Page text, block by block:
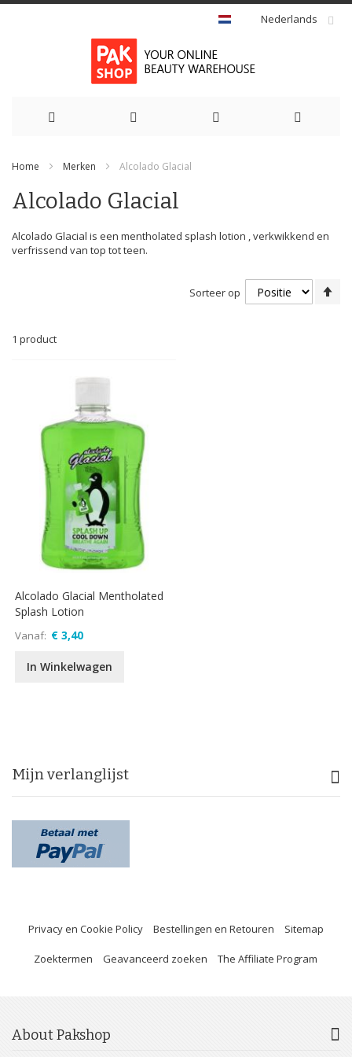
Nederlands
de
inhoud
Home Merken Alcolado Glacial
Alcolado Glacial
Alcolado Glacial is een mentholated splash lotion , verkwikkend en
verfrissend van top tot teen.
1 product
Sorteer op
Alcolado Glacial Mentholated
Splash Lotion
Vanaf € 3,40
In Winkelwagen
Mijn verlanglijst
Privacy en Cookie Policy Bestellingen en Retouren Sitemap
Zoektermen Geavanceerd zoeken The Affiliate Program
About Pakshop